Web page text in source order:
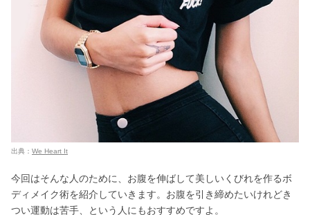
出典： We Heart It
今回はそんな人のために、お腹を伸ばして美しいくびれを作るボ
ディメイク術を紹介していきます。お腹を引き締めたいけれどき
つい運動は苦手、という人にもおすすめですよ。